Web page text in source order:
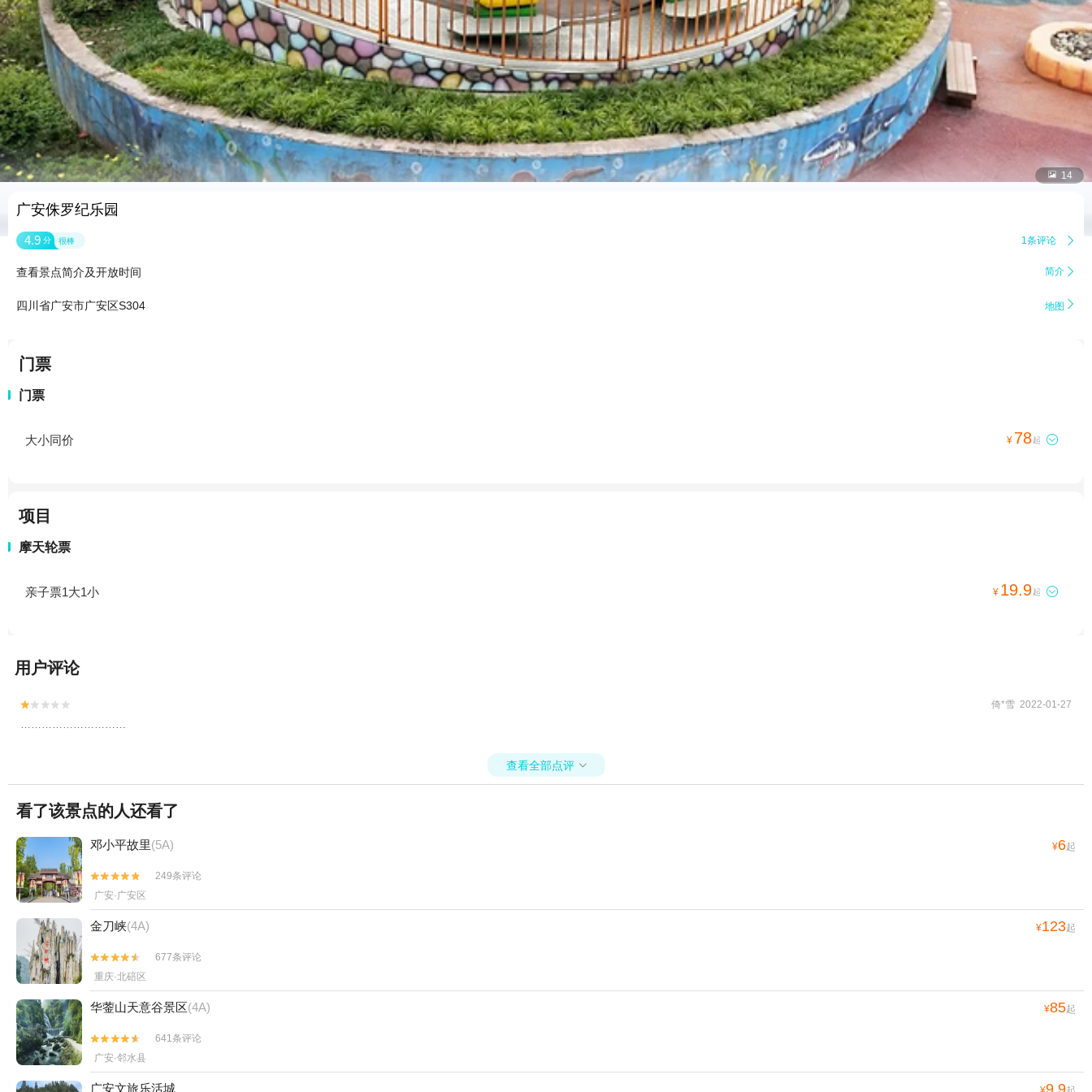
 14
广安侏罗纪乐园
4.9 分 很棒 1条评论 
查看景点简介及开放时间 简介 
四川省广安市广安区S304 地图 
门票
门票
大小同价 ¥ 78起 
项目
摩天轮票
亲子票1大1小 ¥ 19.9起 
用户评论

 倚*雪 2022-01-27
…………………………
查看全部点评 
看了该景点的人还看了
邓小平故里(5A) ¥6起


249条评论
广安·广安区
金刀峡(4A) ¥123起


677条评论
重庆·北碚区
华蓥山天意谷景区(4A) ¥85起


641条评论
广安·邻水县
广安文旅乐活城